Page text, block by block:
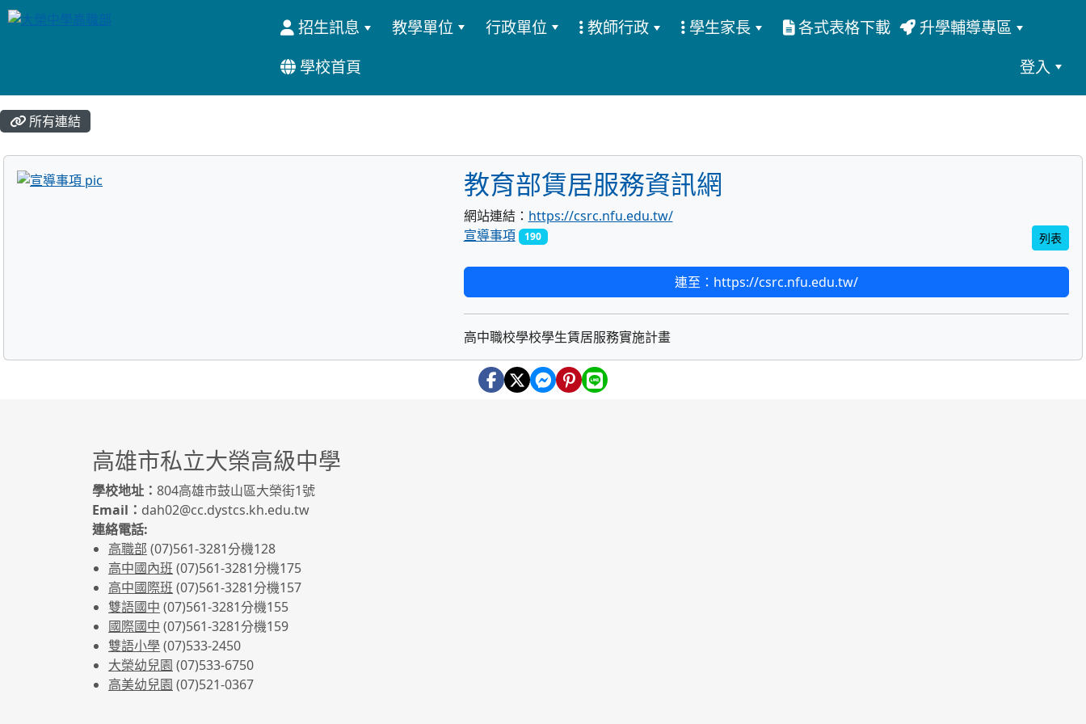
招生訊息 教學單位 行政單位 教師行政 學生家長 各式表格下載
升學輔導專區
學校首頁
登入
所有連結
教育部賃居服務資訊網
網站連結： https://csrc.nfu.edu.tw/
宣導事項
190 列表
連至：https://csrc.nfu.edu.tw/
高中職校學校學生賃居服務實施計畫
高雄市私立大榮高級中學
學校地址： 804高雄市鼓山區大榮街1號
Email： dah02@cc.dystcs.kh.edu.tw
連絡電話:
高職部 (07)561-3281分機128
高中國內班 (07)561-3281分機175
高中國際班 (07)561-3281分機157
雙語國中 (07)561-3281分機155
國際國中 (07)561-3281分機159
雙語小學(07)533-2450
大榮幼兒園 (07)533-6750
高美幼兒園 (07)521-0367